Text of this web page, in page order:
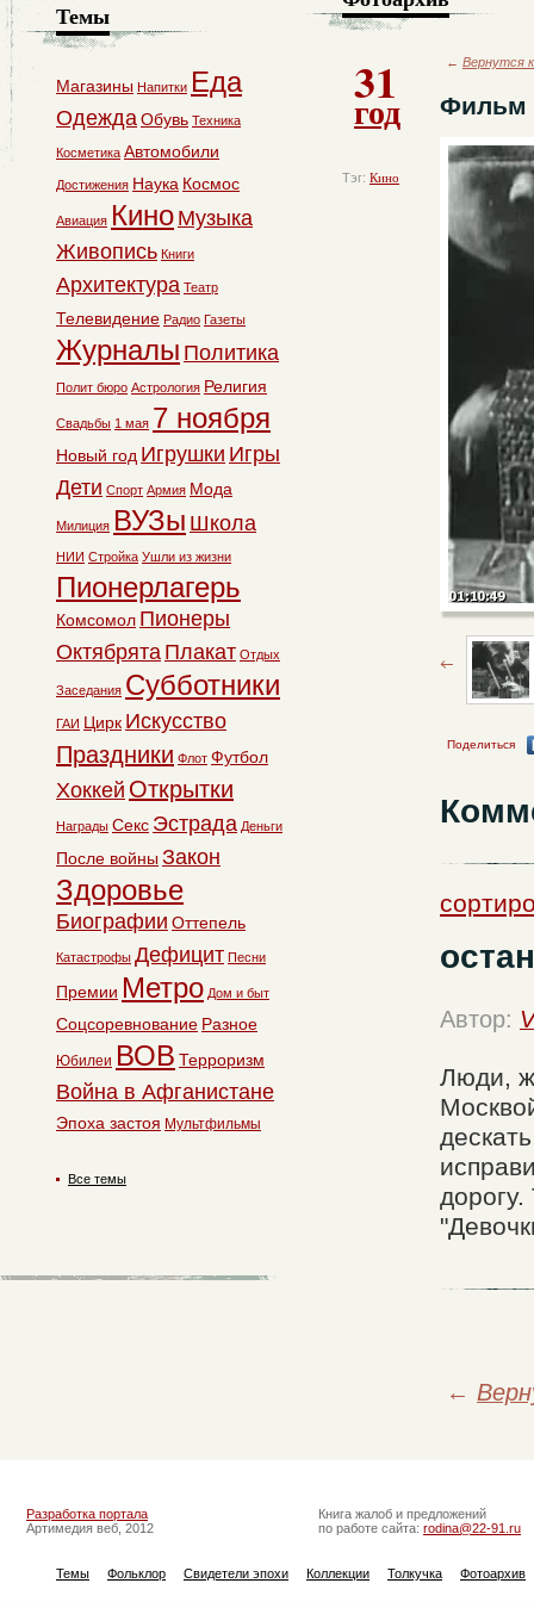
31
год
Тэг: Кино
← Вернутся
Фильм
Поделиться
Автор:
Люди,
←
Темы
Магазины Напитки Еда
ОдеждаОбувь Техника
Косметика Автомобили
Достижения Наука Космос
Авиация Кино Музыка
Живопись Книги
Архитектура Театр
Телевидение Радио Газеты
Журналы Политика
Полит бюро Астрология Религия
Свадьбы 1 мая 7 ноября
Новый год Игрушки Игры
Дети Спорт Армия Мода
Милиция ВУЗы Школа
НИИ Стройка Ушли из жизни
Пионерлагерь
Комсомол Пионеры
Октябрята Плакат Отдых
Заседания Субботники
ГАИ Цирк Искусство
Праздники Флот Футбол
Хоккей Открытки
Награды Секс Эстрада Деньги
После войны Закон
Здоровье
Биографии Оттепель
Катастрофы Дефицит Песни
Премии Метро Дом и быт
Соцсоревнование Разное
Юбилеи ВОВ Терроризм
Война в Афганистане
Эпоха застоя Мультфильмы
Все темы
Разработка портала
Артимедия веб, 2012
Книга жалоб и предложений
по работе сайта: rodina@22-91.ru
Темы Фольклор Свидетели эпохи Коллекции Толкучка Фотоархив